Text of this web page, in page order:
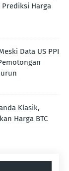
Harga
Data US PPI
Klasik,
Harga BTC